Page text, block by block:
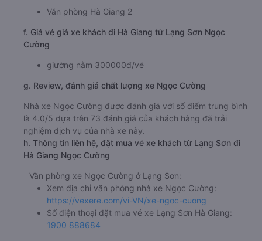
Văn phòng Hà Giang 2
f. Giá vé giá xe khách đi Hà Giang từ Lạng Sơn Ngọc
Cường
giường nằm 300000đ/vé
g. Review, đánh giá chất lượng xe Ngọc Cường
Nhà xe Ngọc Cường được đánh giá với số điểm trung bình
là 4.0/5 dựa trên 73 đánh giá của khách hàng đã trải
nghiệm dịch vụ của nhà xe này.
h. Thông tin liên hệ, đặt mua vé xe khách từ Lạng Sơn đi
Hà Giang Ngọc Cường
Văn phòng xe Ngọc Cường ở Lạng Sơn:
Xem địa chỉ văn phòng nhà xe Ngọc Cường:
https://vexere.com/vi-VN/xe-ngoc-cuong
Số điện thoại đặt mua vé xe Lạng Sơn Hà Giang:
1900 888684